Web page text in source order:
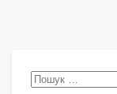
Пошук: